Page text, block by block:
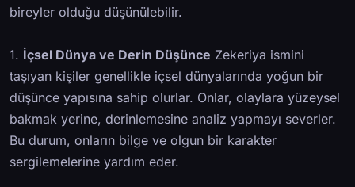
bireyler olduğu düşünülebilir.
1. İçsel Dünya ve Derin Düşünce Zekeriya ismini
taşıyan kişiler genellikle içsel dünyalarında yoğun bir
düşünce yapısına sahip olurlar. Onlar, olaylara yüzeysel
bakmak yerine, derinlemesine analiz yapmayı severler.
Bu durum, onların bilge ve olgun bir karakter
sergilemelerine yardım eder.